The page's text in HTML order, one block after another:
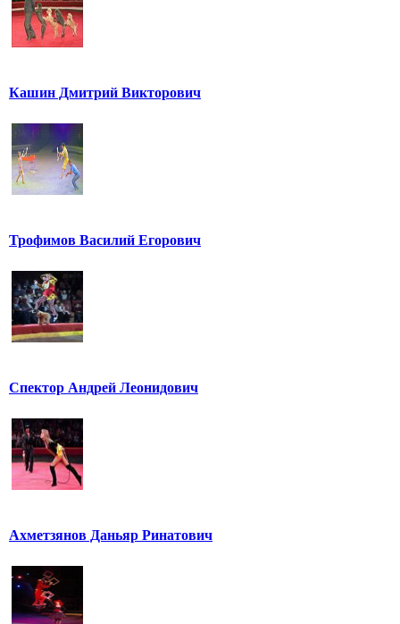
Кашин Дмитрий Викторович
Трофимов Василий Егорович
Спектор Андрей Леонидович
Ахметзянов Даньяр Ринатович